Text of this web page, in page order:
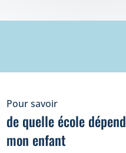
Pour savoir
de quelle école dépend
mon enfant